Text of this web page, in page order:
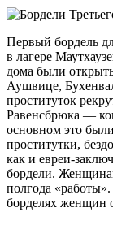
Первый бордель
в лагере
дома были
Аушвице,
проституток
Равенсбрюка —
основном это
проститутки,
как и евреи-
бордели.
полгода
борделях женщин